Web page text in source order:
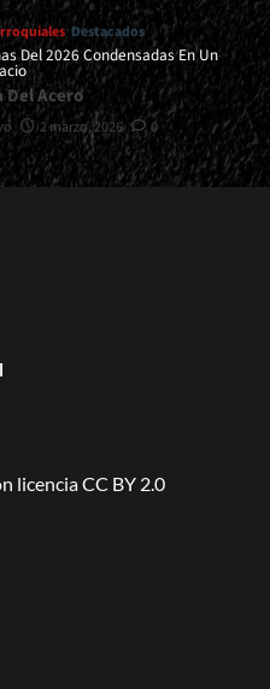
Destacados
Del 2026 Condensadas En Un
Del Acero
2 marzo, 2026 0
licenciaCC BY 2.0